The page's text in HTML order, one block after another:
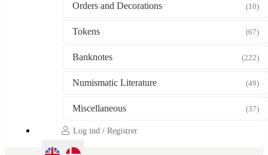
Orders and Decorations (10)
Tokens (67)
Banknotes (222)
Numismatic Literature (49)
Miscellaneous (37)
Log ind / Registrer